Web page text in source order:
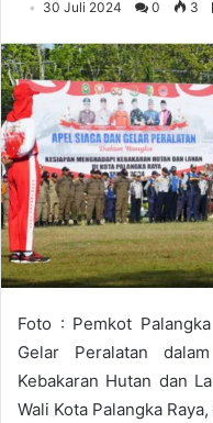
30 Juli 2024 0 3
Foto : Pemkot
Gelar Peralatan
Kebakaran Hutan dan
Wali Kota Palangka